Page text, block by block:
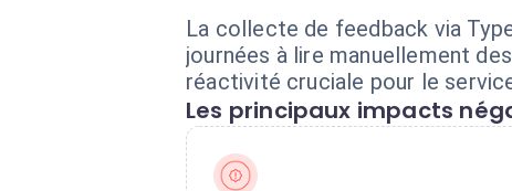
La collecte de feedback via
journées à lire manuellement
réactivité cruciale pour le
Les principaux impacts